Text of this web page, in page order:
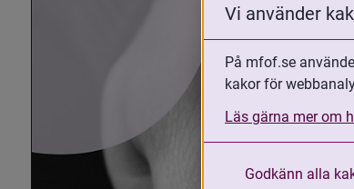
Vi använder
På mfof.se
kakor för
Läs gärna mer om
Godkänn alla